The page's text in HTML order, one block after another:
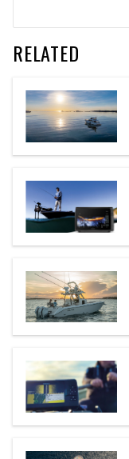
RELATED